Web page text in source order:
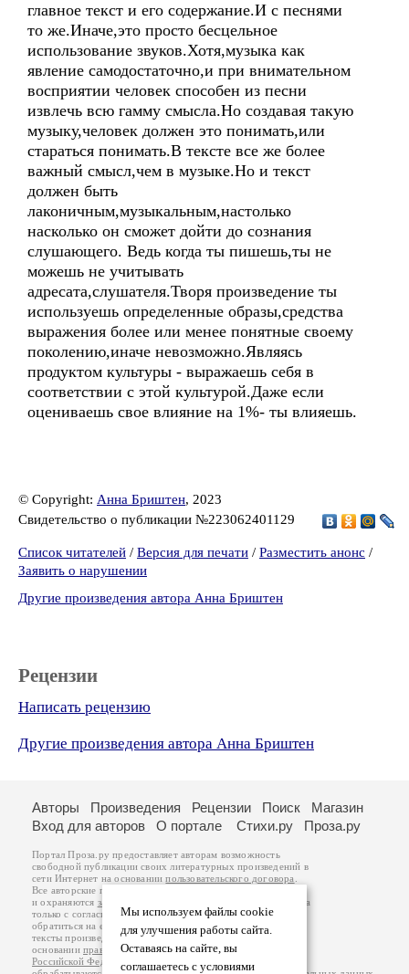
главное текст и его содержание.И с песнями
то же.Иначе,это просто бесцельное
использование звуков.Хотя,музыка как
явление самодостаточно,и при внимательном
восприятии человек способен из песни
извлечь всю гамму смысла.Но создавая такую
музыку,человек должен это понимать,или
стараться понимать.В тексте все же более
важный смысл,чем в музыке.Но и текст
должен быть
лаконичным,музыкальным,настолько
насколько он сможет дойти до сознания
слушающего. Ведь когда ты пишешь,ты не
можешь не учитывать
адресата,слушателя.Творя произведение ты
используешь определенные образы,средства
выражения более или менее понятные своему
поколению,иначе невозможно.Являясь
продуктом культуры - выражаешь себя в
соответствии с этой культурой.Даже если
оцениваешь свое влияние на 1%- ты влияешь.
© Copyright: Анна Бриштен, 2023
Свидетельство о публикации №223062401129
Список читателей / Версия для печати / Разместить анонс /
Заявить о нарушении
Другие произведения автора Анна Бриштен
Рецензии
Написать рецензию
Другие произведения автора Анна Бриштен
Мы используем файлы cookie
для улучшения работы сайта.
Оставаясь на сайте, вы
соглашаетесь с условиями
Авторы Произведения Рецензии Поиск
Магазин
Вход для авторов
О портале Стихи.ру Проза.ру
Портал Проза.ру предоставляет авторам возможность
свободной публикации своих литературных произведений в
сети Интернет на основаниипользовательского договора
Все авторские права на произведения принадлежат авторам
и охраняются законом
. Перепечатка произведений возможна
только с согласия его автора, к которому вы можете
обратиться на его авторской странице. Ответственность за
тексты произведений авторы несут самостоятельно на
основанииправил публикацииизаконодательства
Российской Федерации